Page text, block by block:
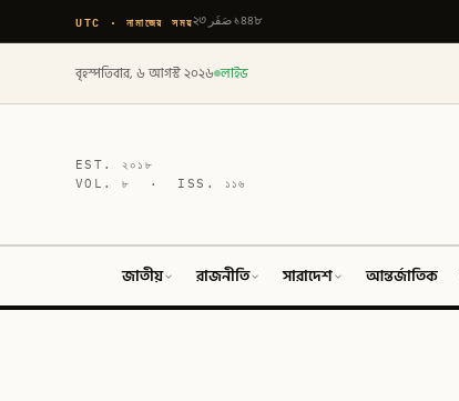
UTC · নামাজের সময় ২৩ صَفَر ১৪৪৮
বৃহস্পতিবার, ৬ আগস্ট ২০২৬ লাইভ
EST.২০১৮
VOL.৮ · ISS. ১১৬
জাতীয় রাজনীতি সারাদেশ আন্তর্জাতিক